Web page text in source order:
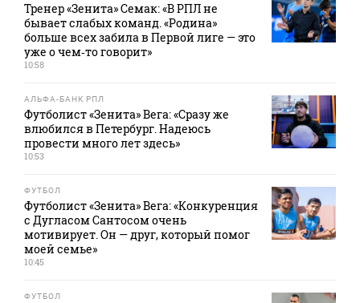
Тренер «Зенита» Семак: «В РПЛ не
бывает слабых команд. «Родина»
больше всех забила в Первой лиге — это
уже о чем‑то говорит»
10:58
АЛЬФА-БАНК РПЛ
Футболист «Зенита» Вега: «Сразу же
влюбился в Петербург. Надеюсь
провести много лет здесь»
10:53
ФУТБОЛ
Футболист «Зенита» Вега: «Конкуренция
с Дугласом Сантосом очень
мотивирует. Он — друг, который помог
моей семье»
10:45
ФУТБОЛ